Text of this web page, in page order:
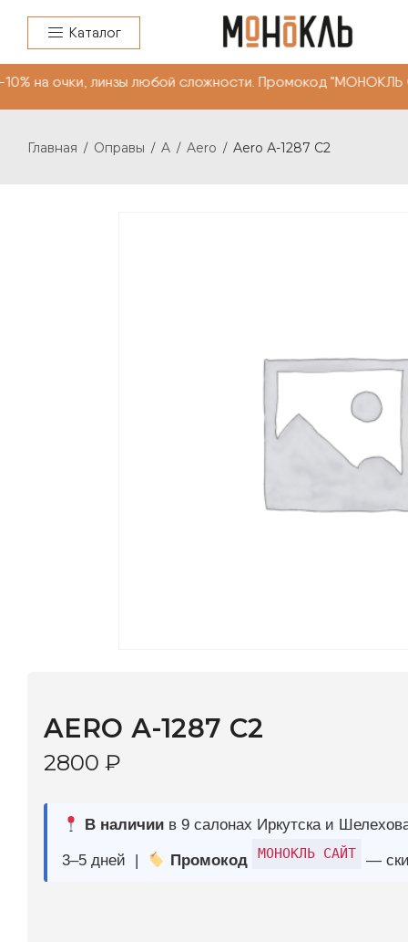
Каталог
линзы любой сложности. Промокод
Главная / Оправы / A / Aero / Aero А-1287 С2
3–5 дней | Промокод